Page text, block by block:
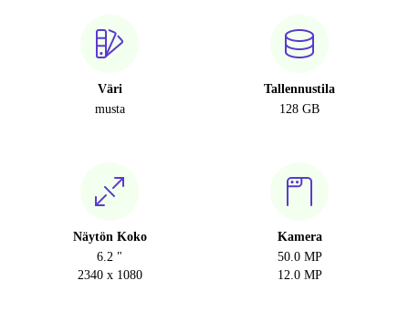
Väri
musta
Tallennustila
128 GB
Näytön Koko
6.2 "
2340 x 1080
Kamera
50.0 MP
12.0 MP